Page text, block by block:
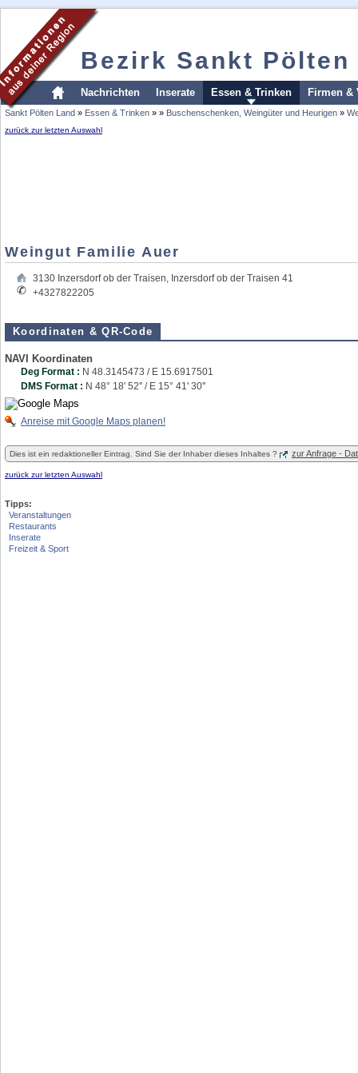
Bezirk Sankt Pölten
Nachrichten Inserate Essen & Trinken Firmen &
Sankt Pölten Land » Essen & Trinken » » Buschenschenken, Weingüter und Heurigen »
zurück zur letzten Auswahl
Weingut Familie Auer
3130 Inzersdorf ob der Traisen, Inzersdorf ob der Traisen 41
+4327822205
Koordinaten & QR-Code
NAVI Koordinaten
Deg Format : N 48.3145473 / E 15.6917501
DMS Format : N 48° 18' 52'' / E 15° 41' 30''
Anreise mit Google Maps planen!
Dies ist ein redaktioneller Eintrag. Sind Sie der Inhaber dieses Inhaltes ? zur Anfrage -
zurück zur letzten Auswahl
Tipps:
Veranstaltungen
Restaurants
Inserate
Freizeit & Sport